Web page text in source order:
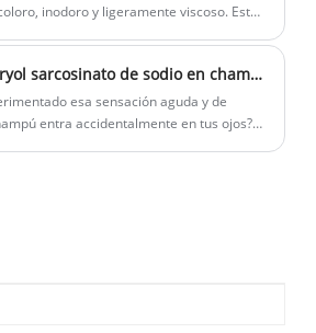
inodoro y ligeramente viscoso. Este
cosméticas y de cuidado de la piel.
como un refuerzo humano, solvente y
una variedad de beneficios para las
Aplicación de lauryol sarcosinato de sodio en champú
esa sensación aguda y de
entra accidentalmente en tus ojos?